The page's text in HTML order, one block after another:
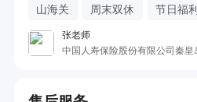
山海关 周末双休 节日福
张老师